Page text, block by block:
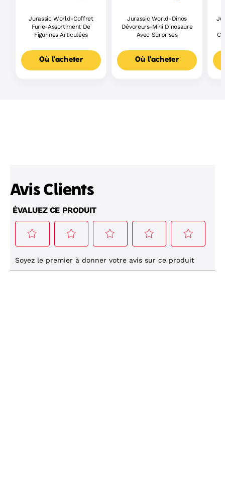
Jurassic World-Coffret
Furie-Assortiment De
Figurines Articulées
Où l'acheter
Jurassic World-Dinos
Dévoreurs-Mini Dinosaure
Avec Surprises
Où l'acheter